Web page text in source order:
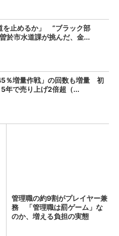
を止めるか」 “ブラック部
於市水道課が挑んだ、金...
％増量作戦」の回数も増量 初
年で売り上げ2倍超（...
管理職の約9割がプレイヤー兼
務 「管理職は罰ゲーム」な
のか、増える負担の実態